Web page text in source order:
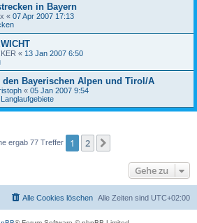
in Bayern
« 07 Apr 2007 17:13
« 13 Jan 2007 6:50
Bayerischen Alpen und Tirol/A
« 05 Jan 2007 9:54
ergab 77 Treffer 1 2
Gehe zu
Alle Zeiten sind UTC+02:00
Alle Cookies löschen